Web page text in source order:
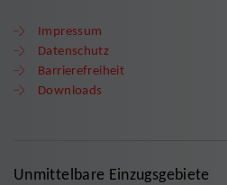
Impressum
Datenschutz
Barrierefreiheit
Downloads
Unmittelbare Einzugsgebiete